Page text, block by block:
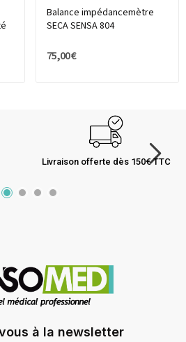
Balance impédancemètre
SECA SENSA 804
75,00 €
Livraison offerte dès 150€ TTC
à la newsletter